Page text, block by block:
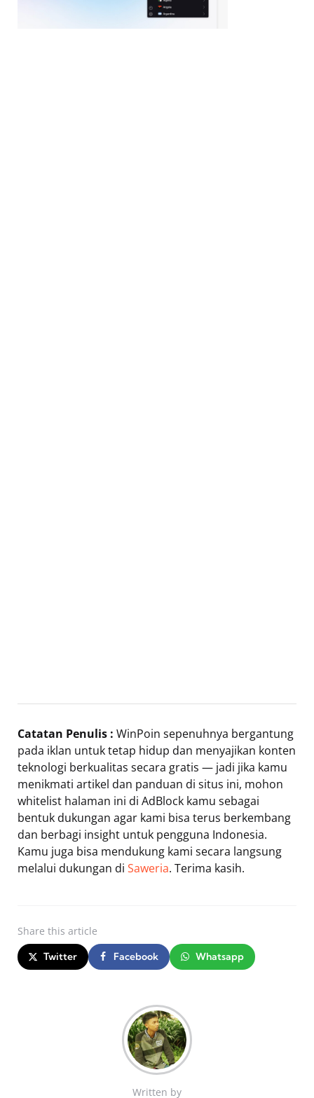
Catatan Penulis : WinPoin sepenuhnya bergantung
pada iklan untuk tetap hidup dan menyajikan konten
teknologi berkualitas secara gratis — jadi jika kamu
menikmati artikel dan panduan di situs ini, mohon
whitelist halaman ini di AdBlock kamu sebagai
bentuk dukungan agar kami bisa terus berkembang
dan berbagi insight untuk pengguna Indonesia.
Kamu juga bisa mendukung kami secara langsung
melalui dukungan di Saweria. Terima kasih.
Share this article
Twitter Facebook Whatsapp
Written by